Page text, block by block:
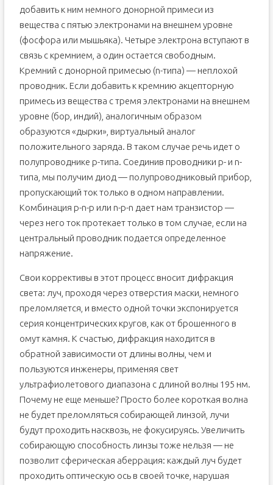
добавить к ним немного донорной примеси из
вещества с пятью электронами на внешнем уровне
(фосфора или мышьяка). Четыре электрона вступают в
связь с кремнием, а один остается свободным.
Кремний с донорной примесью (n-типа) — неплохой
проводник. Если добавить к кремнию акцепторную
примесь из вещества с тремя электронами на внешнем
уровне (бор, индий), аналогичным образом
образуются «дырки», виртуальный аналог
положительного заряда. В таком случае речь идет о
полупроводнике p-типа. Соединив проводники p- и n-
типа, мы получим диод — полупроводниковый прибор,
пропускающий ток только в одном направлении.
Комбинация p-n-p или n-p-n дает нам транзистор —
через него ток протекает только в том случае, если на
центральный проводник подается определенное
напряжение.
Свои коррективы в этот процесс вносит дифракция
света: луч, проходя через отверстия маски, немного
преломляется, и вместо одной точки экспонируется
серия концентрических кругов, как от брошенного в
омут камня. К счастью, дифракция находится в
обратной зависимости от длины волны, чем и
пользуются инженеры, применяя свет
ультрафиолетового диапазона с длиной волны 195 нм.
Почему не еще меньше? Просто более короткая волна
не будет преломляться собирающей линзой, лучи
будут проходить насквозь, не фокусируясь. Увеличить
собирающую способность линзы тоже нельзя — не
позволит сферическая аберрация: каждый луч будет
проходить оптическую ось в своей точке, нарушая